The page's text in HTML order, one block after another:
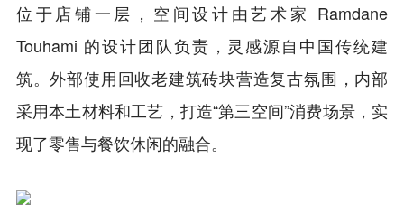
位于店铺一层，空间设计由艺术家 Ramdane
Touhami 的设计团队负责，灵感源自中国传统建
筑。外部使用回收老建筑砖块营造复古氛围，内部
采用本土材料和工艺，打造“第三空间”消费场景，实
现了零售与餐饮休闲的融合。